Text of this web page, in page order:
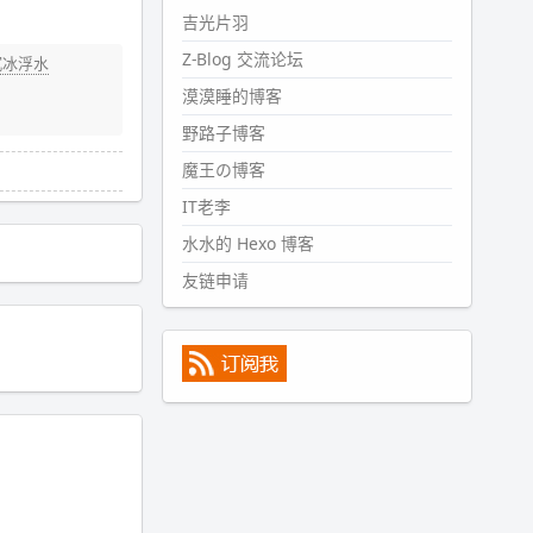
浮水
话，2024 年目前只发了 13 条
嘟？？？？
wdssmq
2024-09-15 10:32:07
#PubWordVSCode 内 git 操作卡
住的时候没办法主动取消一直是个
痛点，一般都是推送或拉取，今天
连提交都卡了。。
wdssmq
#PubWord又一个夏天过去了，
所以今年也没买防水鞋套；然后天
凉了，为了应对踢被子买了睡袋，
不知道 1.2 米会不会略窄。。
吉光片羽
Z-Blog 交流论坛
漠漠睡的博客
野路子博客
魔王の博客
IT老李
水水的 Hexo 博客
友链申请